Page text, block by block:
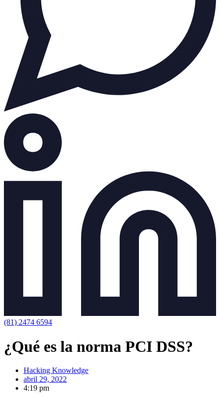
(81) 2474 6594
¿Qué es la norma PCI DSS?
Hacking Knowledge
abril 29, 2022
4:19 pm